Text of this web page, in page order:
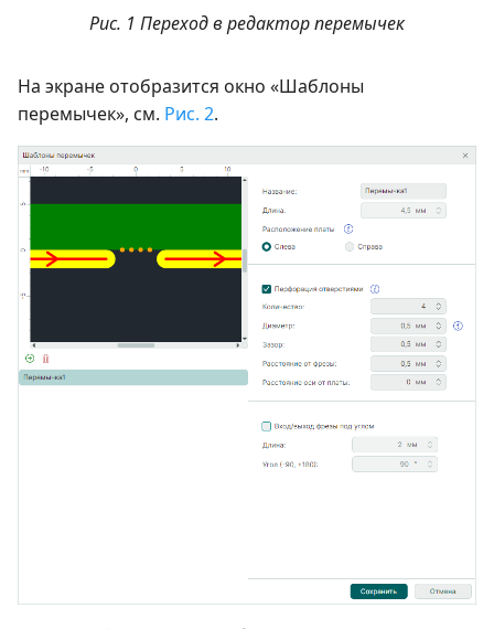
Рис. 1 Переход в редактор перемычек
На экране отобразится окно «Шаблоны
перемычек», см. Рис. 2.